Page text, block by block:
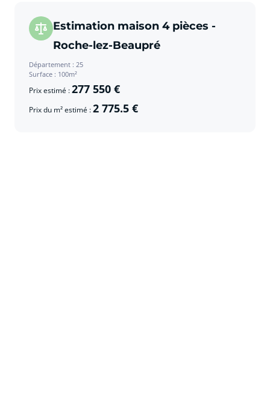
Estimation maison 4 pièces -
Roche-lez-Beaupré
Département : 25
Surface : 100m²
Prix estimé :277 550 €
Prix du m² estimé :2 775.5 €